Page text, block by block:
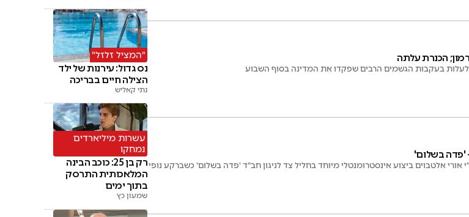
בעקבות הגשמים הרבים שפקדו את המדינה בסוף השבוע
- 'פדה בשלום'
אורי אלטבוים ביצוע אינסטרומנטלי מיוחד בחליל צד לניגון חב"ד 'פדה בשלום' כשברקע נופי
"המציל זלזל"
נס גדול: עירנות של ילד
הצילה חיים בבריכה
נתי קאליש
עשרות מיליארדים
נמחקו
רק בן 25: כוכב הבינה
המלאכותית התרסק
בתוך ימים
שמעון כץ